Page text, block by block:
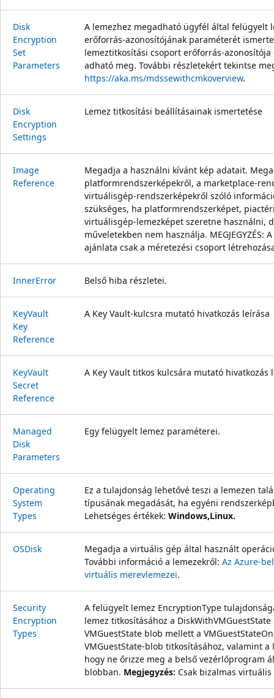
Disk
Encryption
Set
Parameters
A lemezhez megadható ügyfél által felügyelt
erőforrás-azonosítójának paraméterét
lemeztitkosítási csoport erőforrás-
adható meg. További részletekért tekintse
https://aka.ms/mdssewithcmkoverview.
Disk
Encryption
Settings
Lemez titkosítási beállításainak ismertetése
Image
Reference
Megadja a használni kívánt kép adatait.
platformrendszerképekről, a marketplace-
virtuálisgép-rendszerképekről szóló
szükséges, ha platformrendszerképet,
virtuálisgép-lemezképet szeretne használni,
műveletekben nem használja. MEGJEGYZÉS:
ajánlata csak a méretezési csoport
InnerError Belső hiba részletei.
KeyVault
Key
Reference
A Key Vault-kulcsra mutató hivatkozás leírása
KeyVault
Secret
Reference
A Key Vault titkos kulcsára mutató hivatkozás
Managed
Disk
Parameters
Egy felügyelt lemez paraméterei.
Operating
System
Types
Ez a tulajdonság lehetővé teszi a lemezen
típusának megadását, ha egyéni
Lehetséges értékek: Windows,Linux.
OSDisk
Megadja a virtuális gép által használt
További információ a lemezekről: Az Azure-
virtuális merevlemezei.
Security
Encryption
Types
A felügyelt lemez EncryptionType
lemez titkosításához a
VMGuestState blob mellett a
VMGuestState-blob titkosításához, valamint a
hogy ne őrizze meg a belső vezérlőprogram
blobban. Megjegyzés: Csak bizalmas